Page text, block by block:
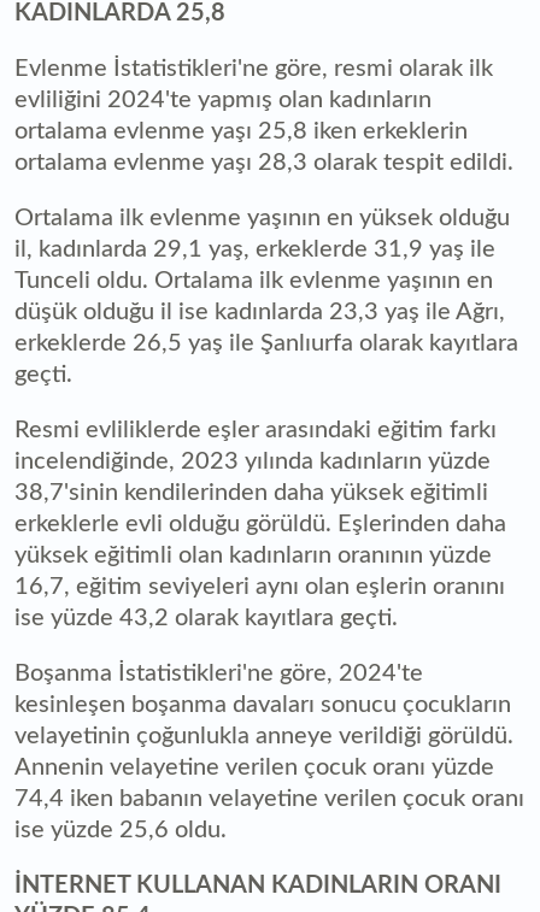
KADINLARDA 25,8
Evlenme İstatistikleri'ne göre, resmi olarak ilk
evliliğini 2024'te yapmış olan kadınların
ortalama evlenme yaşı 25,8 iken erkeklerin
ortalama evlenme yaşı 28,3 olarak tespit edildi.
Ortalama ilk evlenme yaşının en yüksek olduğu
il, kadınlarda 29,1 yaş, erkeklerde 31,9 yaş ile
Tunceli oldu. Ortalama ilk evlenme yaşının en
düşük olduğu il ise kadınlarda 23,3 yaş ile Ağrı,
erkeklerde 26,5 yaş ile Şanlıurfa olarak kayıtlara
geçti.
Resmi evliliklerde eşler arasındaki eğitim farkı
incelendiğinde, 2023 yılında kadınların yüzde
38,7'sinin kendilerinden daha yüksek eğitimli
erkeklerle evli olduğu görüldü. Eşlerinden daha
yüksek eğitimli olan kadınların oranının yüzde
16,7, eğitim seviyeleri aynı olan eşlerin oranını
ise yüzde 43,2 olarak kayıtlara geçti.
Boşanma İstatistikleri'ne göre, 2024'te
kesinleşen boşanma davaları sonucu çocukların
velayetinin çoğunlukla anneye verildiği görüldü.
Annenin velayetine verilen çocuk oranı yüzde
74,4 iken babanın velayetine verilen çocuk oranı
ise yüzde 25,6 oldu.
İNTERNET KULLANAN KADINLARIN ORANI